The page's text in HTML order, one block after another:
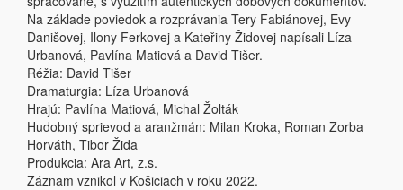
Na základe poviedok a rozprávania Tery Fabiánovej, Evy
Danišovej, Ilony Ferkovej a Kateřiny Židovej napísali Líza
Urbanová, Pavlína Matiová a David Tišer.
Réžia: David Tišer
Dramaturgia: Líza Urbanová
Hrajú: Pavlína Matiová, Michal Žolták
Hudobný sprievod a aranžmán: Milan Kroka, Roman Zorba
Horváth, Tibor Žida
Produkcia: Ara Art, z.s.
Záznam vznikol v Košiciach v roku 2022.